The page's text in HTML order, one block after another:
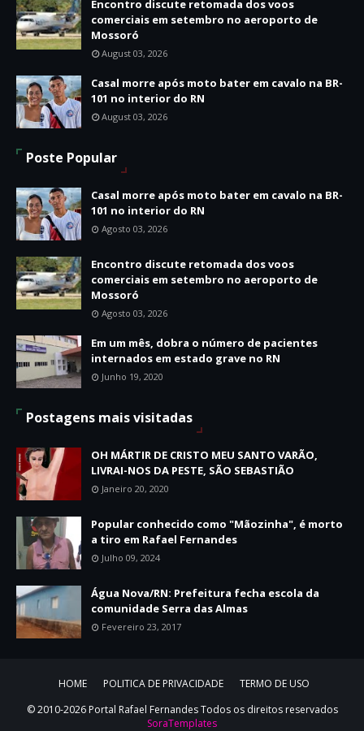
Encontro discute retomada dos voos
comerciais em setembro no aeroporto de
Mossoró
August 03, 2026
Casal morre após moto bater em cavalo na BR-
101 no interior do RN
August 03, 2026
Poste Popular
Casal morre após moto bater em cavalo na BR-
101 no interior do RN
Agosto 03, 2026
Encontro discute retomada dos voos
comerciais em setembro no aeroporto de
Mossoró
Agosto 03, 2026
Em um mês, dobra o número de pacientes
internados em estado grave no RN
Junho 19, 2020
Postagens mais visitadas
OH MÁRTIR DE CRISTO MEU SANTO VARÃO,
LIVRAI-NOS DA PESTE, SÃO SEBASTIÃO
Janeiro 20, 2020
Popular conhecido como "Mãozinha", é morto
a tiro em Rafael Fernandes
Julho 09, 2024
Água Nova/RN: Prefeitura fecha escola da
comunidade Serra das Almas
Fevereiro 23, 2017
HOME POLITICA DE PRIVACIDADE
TERMO DE USO
© 2010-2026 Portal Rafael Fernandes Todos os direitos reservados
SoraTemplates